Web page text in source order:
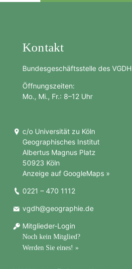
Kontakt
Bundesgeschäftsstelle des
Öffnungszeiten:
Mo., Mi., Fr.: 8–12 Uhr
c/o Universität zu Köln
Geographisches Institut
Albertus Magnus Platz
50923 Köln
Anzeige auf GoogleMaps »
0221 – 470 1112
vgdh@geographie.de
Mitglieder-Login
Noch kein Mitglied?
Werden Sie eines! »